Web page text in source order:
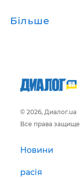
Більше
© 2026, Диалог.ua
Все права
Новини
расія